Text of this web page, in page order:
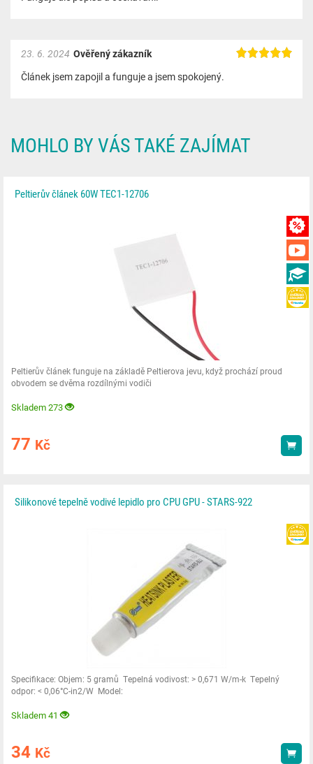
Ověřený zákazník
23. 6. 2024
Článek jsem zapojil a funguje a jsem spokojený.
MOHLO BY VÁS TAKÉ ZAJÍMAT
Peltierův článek 60W TEC1-12706
Peltierův článek funguje na základě Peltierova jevu, když prochází proud
obvodem se dvěma rozdílnými vodiči
Skladem 273
77 Kč
Silikonové tepelně vodivé lepidlo pro CPU GPU - STARS-922
Specifikace: Objem: 5 gramů Tepelná vodivost: > 0,671 W/m-k Tepelný
odpor: < 0,06°C-in2/W Model:
Skladem 41
34 Kč